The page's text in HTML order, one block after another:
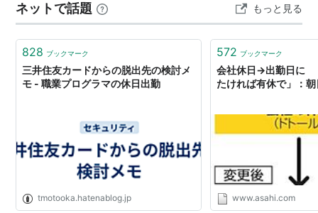
ないはずだが、最後までできたという。 なぜ？ 立場上、
部下の作業をチェックすることが多いが、何かしらのミ
スが見つかる。 上司がチェックする前提…
ネットで話題 もっと見る
828 ブックマーク
三井住友カードからの脱出先の検討メ
モ - 職業プログラマの休日出勤
tmotooka.hatenablog.jp
572 ブックマーク
会社休日→出勤日に
たければ有休で」：
www.asahi.com